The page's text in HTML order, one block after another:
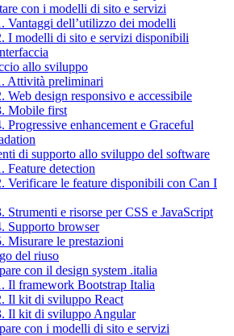
con i modelli di sito e servizi
Vantaggi dell’utilizzo dei modelli
I modelli di sito e servizi disponibili
allo sviluppo
Attività preliminari
Web design responsivo e accessibile
Mobile first
Progressive enhancement e Graceful
di supporto allo sviluppo del software
Feature detection
Verificare le feature disponibili con Can I
Strumenti e risorse per CSS e JavaScript
Supporto browser
Misurare le prestazioni
del riuso
con il design system .italia
Il framework Bootstrap Italia
Il kit di sviluppo React
Il kit di sviluppo Angular
con i modelli di sito e servizi